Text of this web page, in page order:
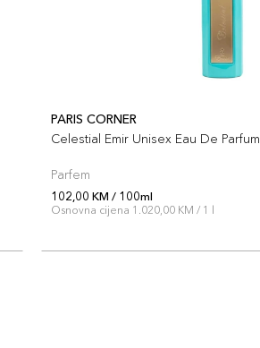
PARIS CORNER
Celestial Emir Unisex Eau De Parfum
Parfem
102,00 KM / 100ml
Osnovna cijena 1.020,00 KM / 1 l